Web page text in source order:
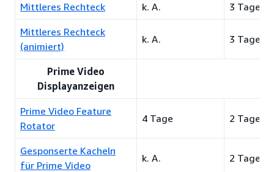
Mittleres Rechteck k. A. 3 Tage
Mittleres Rechteck
(animiert)
k. A. 3 Tage
Prime Video
Displayanzeigen
Prime Video Feature
Rotator
4 Tage 2 Tage
Gesponserte Kacheln
für Prime Video
k. A. 2 Tage